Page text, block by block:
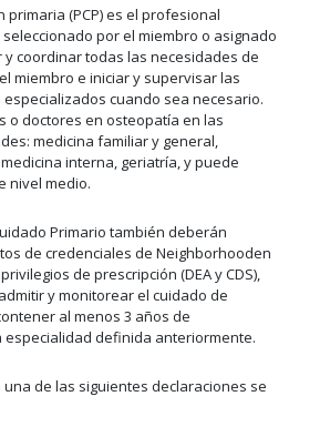
(PCP) es el profesional
por el miembro o asignado
coordinar todas las necesidades de
miembro e iniciar y supervisar las
cuando sea necesario.
o doctores en osteopatía en las
medicina familiar y general,
interna, geriatría, y puede
nivel medio.
Primario también deberán
de credenciales de Neighborhooden
de prescripción (DEA y CDS),
y monitorear el cuidado de
al menos 3 años de
definida anteriormente.
de las siguientes declaraciones se